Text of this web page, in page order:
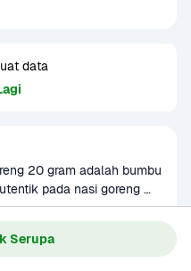
Serupa
data
20 gram adalah bumbu
pada nasi goreng
gram, bumbu ini sangat
hidangan nasi goreng
Cukup tambahkan bumbu